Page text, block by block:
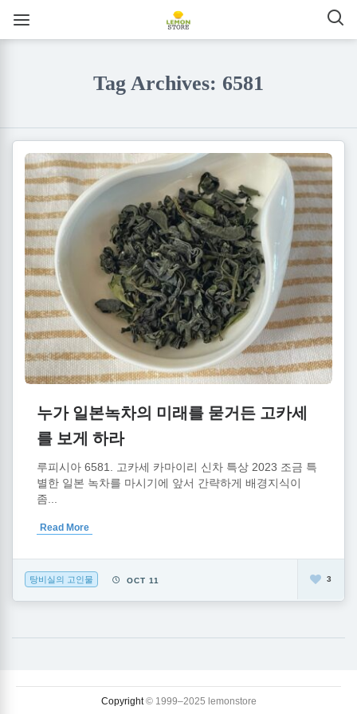
Tag Archives: 6581
누가 일본녹차의 미래를 묻거든 고카세
를 보게 하라
루피시아 6581. 고카세 카마이리 신차 특상 2023 조금 특
별한 일본 녹차를 마시기에 앞서 간략하게 배경지식이
좀...
Read More
탕비실의 고인물 OCT 11 3
Copyright© 1999–2025 lemonstore